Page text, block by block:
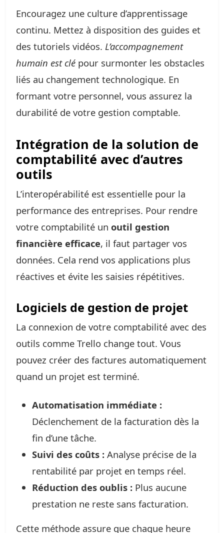
Encouragez une culture d’apprentissage
continu. Mettez à disposition des guides et
des tutoriels vidéos. L’accompagnement
humain est clé pour surmonter les obstacles
liés au changement technologique. En
formant votre personnel, vous assurez la
durabilité de votre gestion comptable.
Intégration de la solution de
comptabilité avec d’autres
outils
L’interopérabilité est essentielle pour la
performance des entreprises. Pour rendre
votre comptabilité un outil gestion
financière efficace, il faut partager vos
données. Cela rend vos applications plus
réactives et évite les saisies répétitives.
Logiciels de gestion de projet
La connexion de votre comptabilité avec des
outils comme Trello change tout. Vous
pouvez créer des factures automatiquement
quand un projet est terminé.
Automatisation immédiate :
Déclenchement de la facturation dès la
fin d’une tâche.
Suivi des coûts : Analyse précise de la
rentabilité par projet en temps réel.
Réduction des oublis : Plus aucune
prestation ne reste sans facturation.
Cette méthode assure que chaque heure